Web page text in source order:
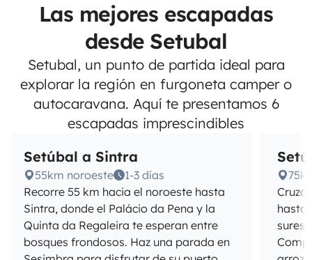
Las mejores escapadas
desde Setubal
Setubal, un punto de partida ideal para
explorar la región en furgoneta camper o
autocaravana. Aquí te presentamos 6
escapadas imprescindibles
Setúbal a Sintra
55km noroeste
1-3 días
Recorre 55 km hacia el noroeste hasta
Sintra, donde el Palácio da Pena y la
Quinta da Regaleira te esperan entre
bosques frondosos. Haz una parada en
Cruza
hasta